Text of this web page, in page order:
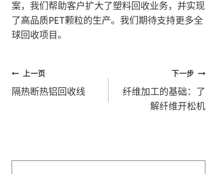
案，我们帮助客户扩大了塑料回收业务，并实现
了高品质PET颗粒的生产。我们期待支持更多全
球回收项目。
文
章
上一页
隔热断热铝回收线
下一步
纤维加工的基础：了
解纤维开松机